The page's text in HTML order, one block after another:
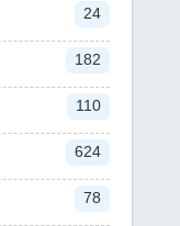
24
182
110
624
78